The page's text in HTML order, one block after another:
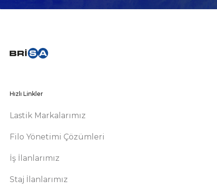
Hızlı Linkler
Lastik Markalarımız
Filo Yönetimi Çözümleri
İş İlanlarımız
Staj İlanlarımız